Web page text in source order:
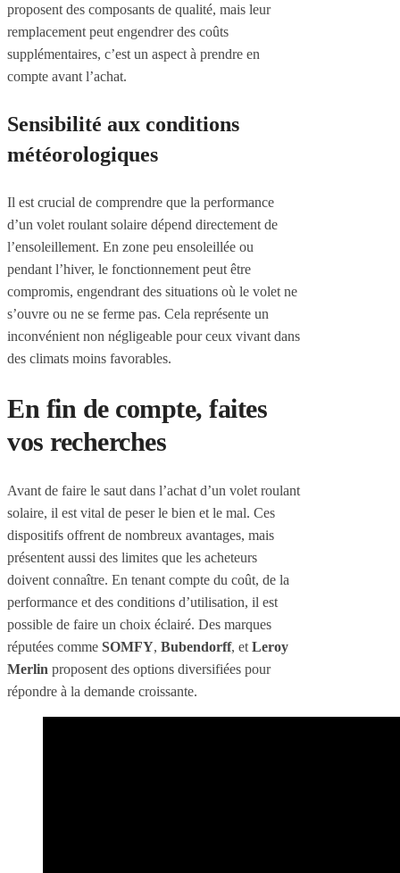
proposent des composants de qualité, mais leur
remplacement peut engendrer des coûts
supplémentaires, c’est un aspect à prendre en
compte avant l’achat.
Sensibilité aux conditions
météorologiques
Il est crucial de comprendre que la performance
d’un volet roulant solaire dépend directement de
l’ensoleillement. En zone peu ensoleillée ou
pendant l’hiver, le fonctionnement peut être
compromis, engendrant des situations où le volet ne
s’ouvre ou ne se ferme pas. Cela représente un
inconvénient non négligeable pour ceux vivant dans
des climats moins favorables.
En fin de compte, faites
vos recherches
Avant de faire le saut dans l’achat d’un volet roulant
solaire, il est vital de peser le bien et le mal. Ces
dispositifs offrent de nombreux avantages, mais
présentent aussi des limites que les acheteurs
doivent connaître. En tenant compte du coût, de la
performance et des conditions d’utilisation, il est
possible de faire un choix éclairé. Des marques
réputées comme SOMFY, Bubendorff, etLeroy
Merlin proposent des options diversifiées pour
répondre à la demande croissante.